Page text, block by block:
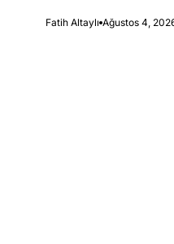
Fatih Altaylı Ağustos 4,